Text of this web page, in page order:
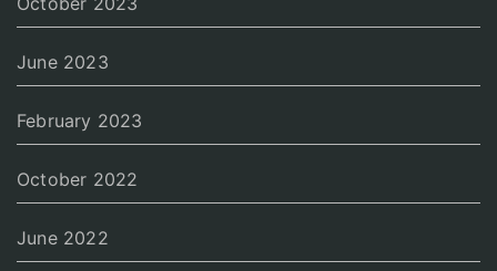
June 2023
February 2023
October 2022
June 2022